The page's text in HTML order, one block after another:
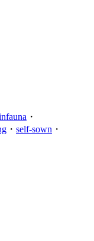
・
・ self-sown ・